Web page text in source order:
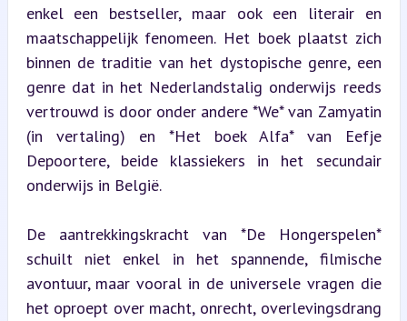
enkel een bestseller, maar ook een literair en
maatschappelijk fenomeen. Het boek plaatst zich
binnen de traditie van het dystopische genre, een
genre dat in het Nederlandstalig onderwijs reeds
vertrouwd is door onder andere *We* van Zamyatin
(in vertaling) en *Het boek Alfa* van Eefje
Depoortere, beide klassiekers in het secundair
onderwijs in België.
De aantrekkingskracht van *De Hongerspelen*
schuilt niet enkel in het spannende, filmische
avontuur, maar vooral in de universele vragen die
het oproept over macht, onrecht, overlevingsdrang